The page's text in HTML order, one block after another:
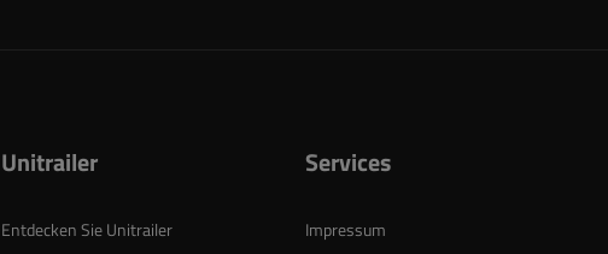
Unitrailer
Entdecken Sie Unitrailer
Services
Impressum